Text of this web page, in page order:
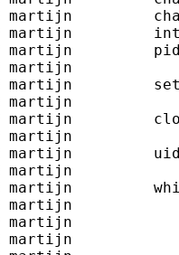
martijn
martijn
martijn
martijn
martijn
martijn
martijn
martijn
martijn
martijn
martijn
martijn
martijn
martijn